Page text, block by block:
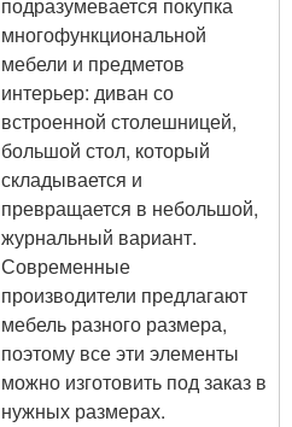
подразумевается покупка
многофункциональной
мебели и предметов
интерьер: диван со
встроенной столешницей,
большой стол, который
складывается и
превращается в небольшой,
журнальный вариант.
Современные
производители предлагают
мебель разного размера,
поэтому все эти элементы
можно изготовить под заказ в
нужных размерах.